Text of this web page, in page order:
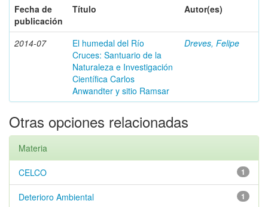
Fecha de
publicación
Título Autor(es)
2014-07
El humedal del Río
Cruces: Santuario de la
Naturaleza e Investigación
Científica Carlos
Anwandter y sitio Ramsar
Dreves, Felipe
Otras opciones relacionadas
Materia
1
CELCO
1
Deterioro Ambiental